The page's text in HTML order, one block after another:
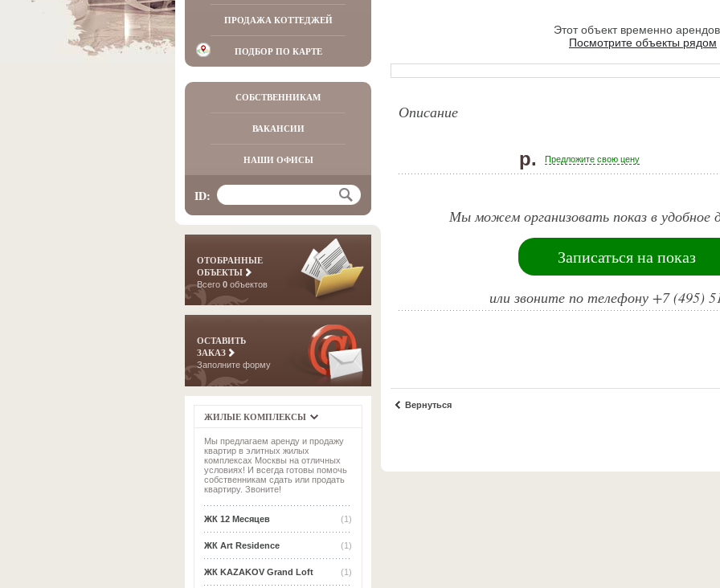
ПРОДАЖА КОТТЕДЖЕЙ
ПОДБОР ПО КАРТЕ
СОБСТВЕННИКАМ
ВАКАНСИИ
НАШИ ОФИСЫ
ID:
ОТОБРАННЫЕ
ОБЪЕКТЫ
Всего 0 объектов
ОСТАВИТЬ
ЗАКАЗ
Заполните форму
ЖИЛЫЕ КОМПЛЕКСЫ
Мы предлагаем аренду и продажу
квартир в элитных жилых
комплексах Москвы на отличных
условиях! И всегда готовы помочь
собственникам сдать или продать
квартиру. Звоните!
(1)
ЖК 12 Месяцев
(1)
ЖК Art Residence
(1)
ЖК KAZAKOV Grand Loft
Этот объект временно
Посмотрите объекты рядом
Описание
р. Предложите свою цену
Мы можем организовать показ в удобное
Записаться на показ
или звоните по телефону +7 (495)
Вернуться